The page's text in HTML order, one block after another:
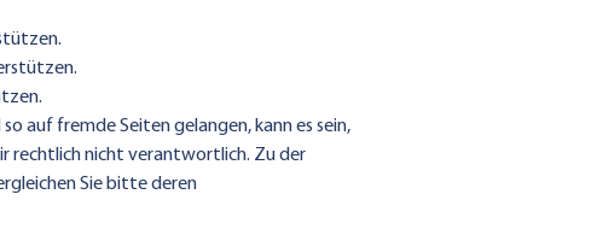
auf fremde Seiten gelangen, kann es sein,
rechtlich nicht verantwortlich. Zu der
Sie bitte deren